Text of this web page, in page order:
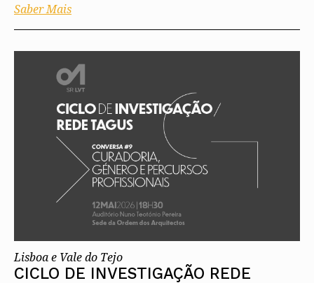
Saber Mais
Lisboa e Vale do Tejo
CICLO DE INVESTIGAÇÃO REDE